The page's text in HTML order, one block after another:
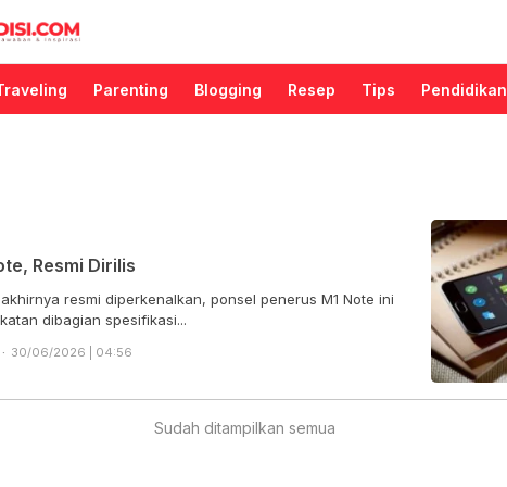
dan Inspirasi
Parenting Blogging Resep Tips Pendidikan
Resmi Dirilis
resmi diperkenalkan, ponsel penerus M1 Note ini
dibagian spesifikasi...
30/06/2026 | 04:56
Sudah ditampilkan semua